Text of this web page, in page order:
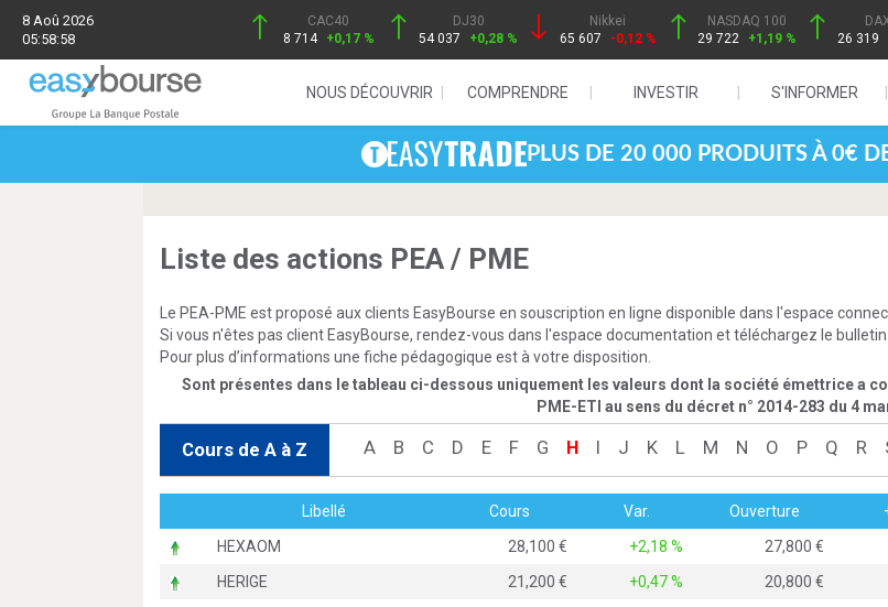
8 Aoû 2026
05:58:58
CAC40
8 714 +0,17 %
DJ30
54 037
+0,28 %
Nikkei
65 607
-0,12 %
NASDAQ 100
29 722
+1,19 %
26 319
NOUS DÉCOUVRIR COMPRENDRE INVESTIR S'INFORMER
PLUS DE 20 000 PRODUITS À 0€
Liste des actions PEA / PME
Le PEA-PME est proposé aux clients EasyBourse en souscription en ligne disponible dans l'espace
Si vous n'êtes pas client EasyBourse, rendez-vous dans l'espace documentation et téléchargez le bulletin
Pour plus d’informations une fiche pédagogique est à votre disposition.
Sont présentes dans le tableau ci-dessous uniquement les valeurs dont la société émettrice a
PME-ETI au sens du décret n° 2014-283 du 4
Cours de A à Z A B C D E F G H I J K L M N O P Q R
Libellé Cours Var. Ouverture
HEXAOM
28,100 +2,18 % 27,800
HERIGE
21,200 +0,47 % 20,800